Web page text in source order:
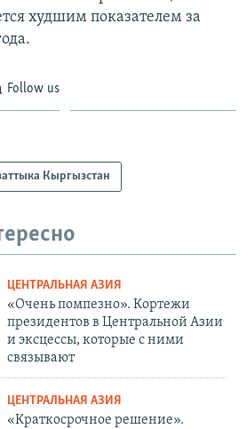
худшим показателем за
Follow us
Кыргызстан
ЦЕНТРАЛЬНАЯ АЗИЯ
«Очень помпезно». Кортежи
президентов в Центральной Азии
и эксцессы, которые с ними
связывают
ЦЕНТРАЛЬНАЯ АЗИЯ
«Краткосрочное решение».